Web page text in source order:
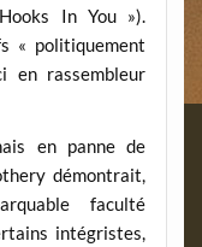
In You »).
« politiquement
en rassembleur
en panne de
démontrait,
faculté
intégristes,